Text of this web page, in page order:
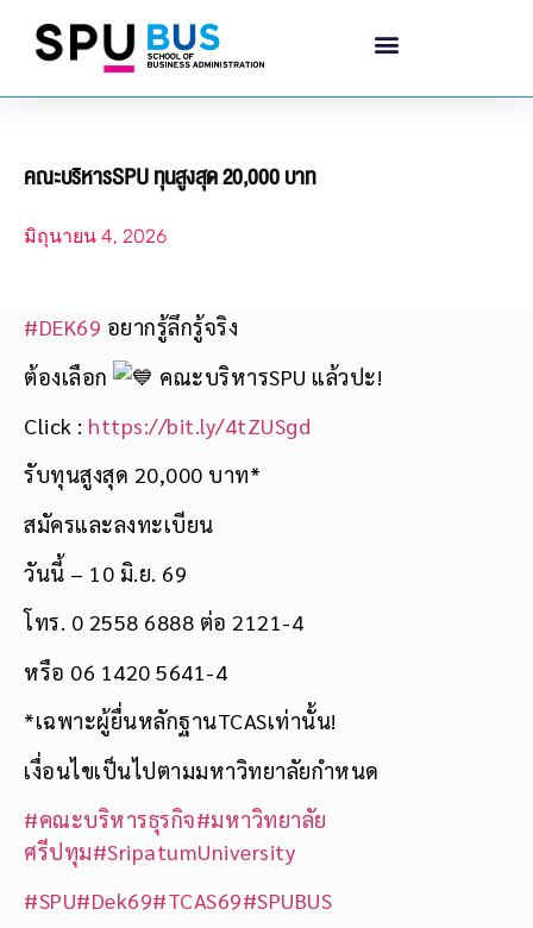
คณะบริหารSPU ทุนสูงสุด 20,000 บาท
มิถุนายน 4, 2026
#DEK69 อยากรู้ลึกรู้จริง
ต้องเลือก
คณะบริหารSPU แล้วปะ!
Click : https://bit.ly/4tZUSgd
รับทุนสูงสุด 20,000 บาท*
สมัครและลงทะเบียน
วันนี้ – 10 มิ.ย. 69
โทร. 0 2558 6888 ต่อ 2121-4
หรือ 06 1420 5641-4
*เฉพาะผู้ยื่นหลักฐานTCASเท่านั้น!
เงื่อนไขเป็นไปตามมหาวิทยาลัยกำหนด
#คณะบริหารธุรกิจ#มหาวิทยาลัย
ศรีปทุม#SripatumUniversity
#SPU#Dek69#TCAS69#SPUBUS